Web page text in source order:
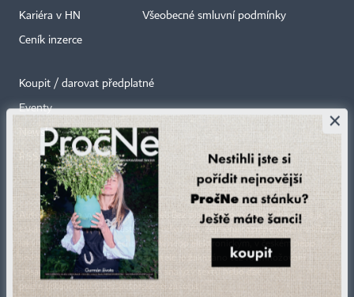
Kariéra v HN
Ceník inzerce
Všeobecné smluvní podmínky
Koupit / darovat předplatné
Eventy
Newslettery
RSS kanály
Autorská práva vykonává vydavatel. Bez písemného svolení vydavatele je
zakázáno jakékoli užití částí nebo celku díla, zejména rozmnožování a šíření
jakýmkoli způsobem, mechanickým nebo elektronickým, v českém nebo
jiném jazyce. Bez souhlasu vydavatele je zakázáno též rozmnožování
obsahu pro účely automatizované analýzy textů nebo dat
podle ustanovení § 39c autorského zákona.
×